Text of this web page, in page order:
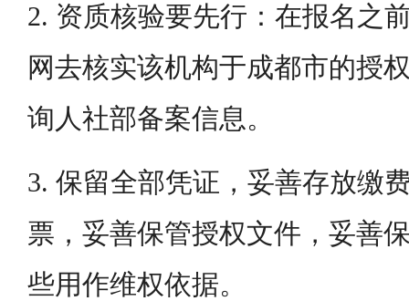
2. 资质核验要先行：在报名之
网去核实该机构于成都市的授
询人社部备案信息。
3. 保留全部凭证，妥善存放缴
票，妥善保管授权文件，妥善
些用作维权依据。